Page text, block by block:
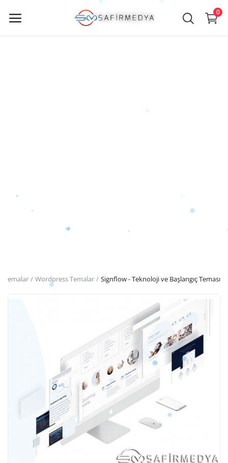
0
Registrieren
Temalar Wordpress Temalar Signflow - Teknoloji ve Başlangıç ​​Teması